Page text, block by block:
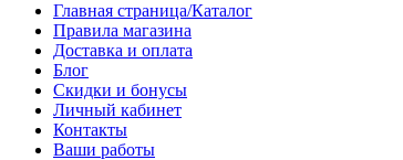
Главная страница/Каталог
Правила магазина
Доставка и оплата
Блог
Скидки и бонусы
Личный кабинет
Контакты
Ваши работы